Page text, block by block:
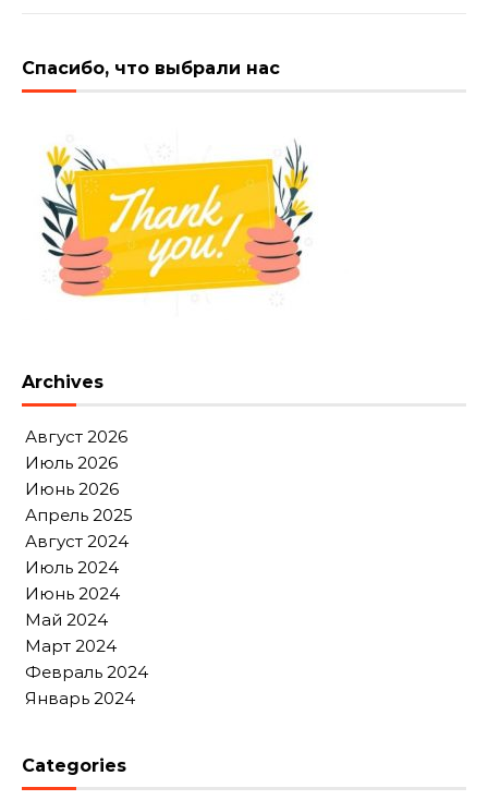
Спасибо, что выбрали нас
Archives
Август 2026
Июль 2026
Июнь 2026
Апрель 2025
Август 2024
Июль 2024
Июнь 2024
Май 2024
Март 2024
Февраль 2024
Январь 2024
Categories